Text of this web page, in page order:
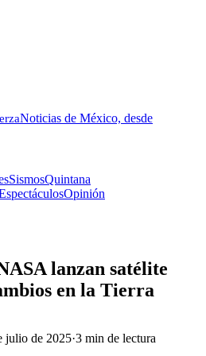
Noticias de México, desde
SismosQuintana
Opinión
lanzan satélite
en la Tierra
julio de 2025·3 min de lectura